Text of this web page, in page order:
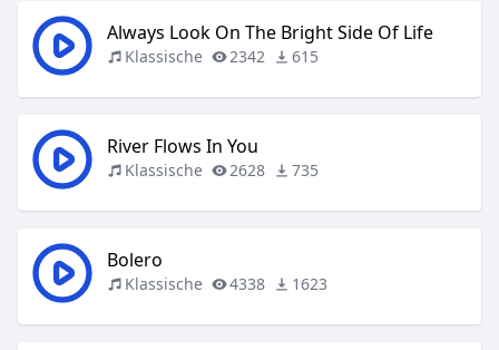
Always Look On The Bright Side Of Life
Klassische 2342 615
River Flows In You
Klassische 2628 735
Bolero
Klassische 4338 1623